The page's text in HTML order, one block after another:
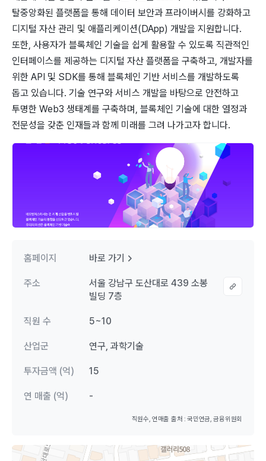
탈중앙화된 플랫폼을 통해 데이터 보안과 프라이버시를 강화하고
디지털 자산 관리 및 애플리케이션(DApp) 개발을 지원합니다.
또한, 사용자가 블록체인 기술을 쉽게 활용할 수 있도록 직관적인
인터페이스를 제공하는 디지털 자산 플랫폼을 구축하고, 개발자를
위한 API 및 SDK를 통해 블록체인 기반 서비스를 개발하도록
돕고 있습니다. 기술 연구와 서비스 개발을 바탕으로 안전하고
투명한 Web3 생태계를 구축하며, 블록체인 기술에 대한 열정과
전문성을 갖춘 인재들과 함께 미래를 그려 나가고자 합니다.
홈페이지 바로 가기
주소
서울 강남구 도산대로 439 소봉
빌딩 7층
직원 수 5~10
산업군 연구, 과학기술
투자금액 (억) 15
연 매출 (억) -
직원수, 연매출 출처 : 국민연금, 금융위원회